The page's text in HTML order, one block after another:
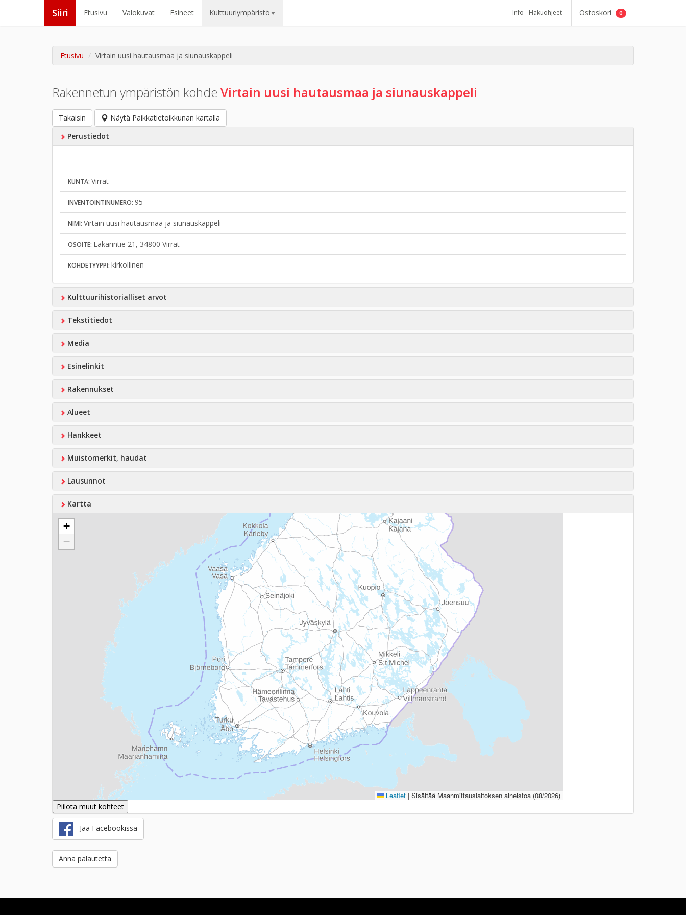
Siiri Etusivu Valokuvat Esineet Kulttuuriympäristö Info Hakuohjeet Ostoskori 0
Etusivu Virtain uusi hautausmaa ja siunauskappeli
Rakennetun ympäristön kohde Virtain uusi hautausmaa ja siunauskappeli
Takaisin
Näytä Paikkatietoikkunan kartalla
Perustiedot
KUNTA: Virrat
INVENTOINTINUMERO: 95
NIMI: Virtain uusi hautausmaa ja siunauskappeli
OSOITE: Lakarintie 21, 34800 Virrat
KOHDETYYPPI: kirkollinen
Kulttuurihistorialliset arvot
Tekstitiedot
Media
Esinelinkit
Rakennukset
Alueet
Hankkeet
Muistomerkit, haudat
Lausunnot
Kartta
+
−
Leaflet | Sisältää Maanmittauslaitoksen aineistoa (08/2026)
Piilota muut kohteet
Jaa Facebookissa
Anna palautetta